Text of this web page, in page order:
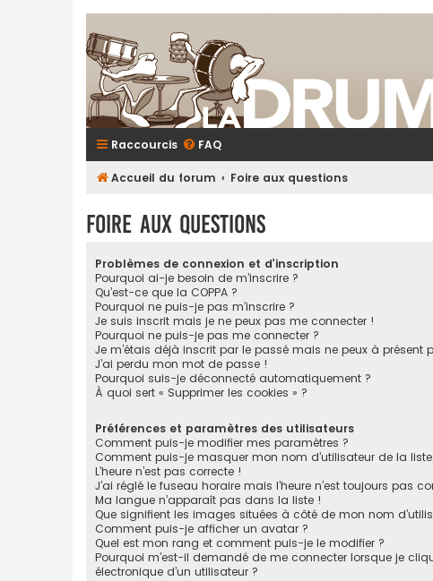
Raccourcis FAQ
Accueil du forum Foire aux questions
Foire aux questions
Problèmes de connexion et d’inscription
Pourquoi ai-je besoin de m’inscrire ?
Qu’est-ce que la COPPA ?
Pourquoi ne puis-je pas m’inscrire ?
Je suis inscrit mais je ne peux pas me connecter !
Pourquoi ne puis-je pas me connecter ?
Je m’étais déjà inscrit par le passé mais ne peux à présent
J’ai perdu mon mot de passe !
Pourquoi suis-je déconnecté automatiquement ?
À quoi sert « Supprimer les cookies » ?
Préférences et paramètres des utilisateurs
Comment puis-je modifier mes paramètres ?
Comment puis-je masquer mon nom d’utilisateur de la
L’heure n’est pas correcte !
J’ai réglé le fuseau horaire mais l’heure n’est toujours pas
Ma langue n’apparaît pas dans la liste !
Que signifient les images situées à côté de mon nom
Comment puis-je afficher un avatar ?
Quel est mon rang et comment puis-je le modifier ?
Pourquoi m’est-il demandé de me connecter lorsque je
électronique d’un utilisateur ?